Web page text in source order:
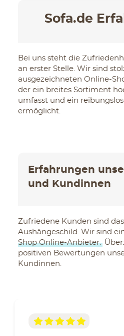
Sofa.de
Bei uns steht die
an erster Stelle. Wir sind
ausgezeichneten Online-
der ein breites Sortiment
umfasst und ein
ermöglicht.
Erfahrungen
und Kundinnen
Zufriedene Kunden sind
Aushängeschild. Wir sind
Shop Online-Anbieter.
positiven Bewertungen
Kundinnen.